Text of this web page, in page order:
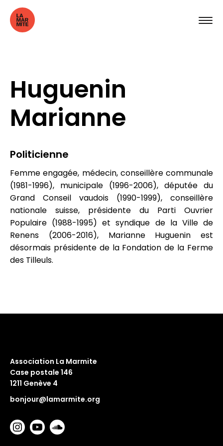
Huguenin
Marianne
Politicienne
Femme engagée, médecin, conseillère communale
(1981-1996), municipale (1996-2006), députée du
Grand Conseil vaudois (1990-1999), conseillère
nationale suisse, présidente du Parti Ouvrier
Populaire (1988-1995) et syndique de la Ville de
Renens (2006-2016), Marianne Huguenin est
désormais présidente de la Fondation de la Ferme
des Tilleuls.
Association La Marmite
Case postale 146
1211 Genève 4
bonjour@lamarmite.org